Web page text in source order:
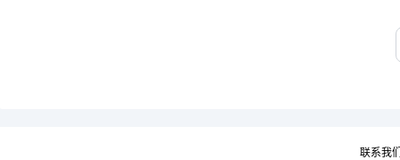
联系我